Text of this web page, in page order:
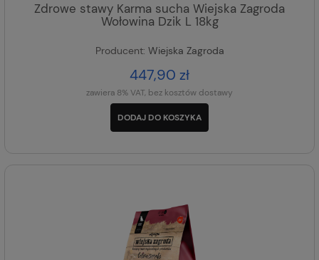
Zdrowe stawy Karma sucha Wiejska Zagroda
Wołowina Dzik L 18kg
Producent: Wiejska Zagroda
447,90 zł
zawiera 8% VAT, bez kosztów dostawy
DODAJ DO KOSZYKA